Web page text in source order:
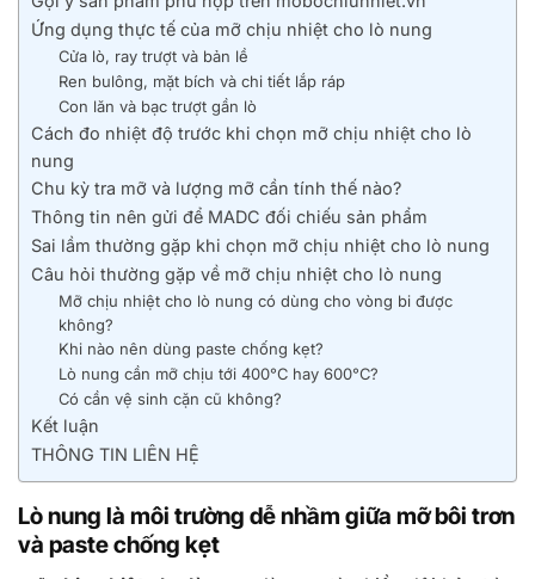
Ứng dụng thực tế của mỡ chịu nhiệt cho lò nung
Cửa lò, ray trượt và bản lề
Ren bulông, mặt bích và chi tiết lắp ráp
Con lăn và bạc trượt gần lò
Cách đo nhiệt độ trước khi chọn mỡ chịu nhiệt cho lò
nung
Chu kỳ tra mỡ và lượng mỡ cần tính thế nào?
Thông tin nên gửi để MADC đối chiếu sản phẩm
Sai lầm thường gặp khi chọn mỡ chịu nhiệt cho lò nung
Câu hỏi thường gặp về mỡ chịu nhiệt cho lò nung
Mỡ chịu nhiệt cho lò nung có dùng cho vòng bi được
không?
Khi nào nên dùng paste chống kẹt?
Lò nung cần mỡ chịu tới 400°C hay 600°C?
Có cần vệ sinh cặn cũ không?
Kết luận
THÔNG TIN LIÊN HỆ
Lò nung là môi trường dễ nhầm giữa mỡ bôi trơn
và paste chống kẹt